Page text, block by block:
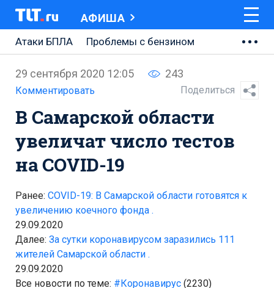
АФИША
Атаки БПЛА
Проблемы с бензином
Ремонт Центральной площади
Ремонт Обводного шоссе
Набережная Тольятти
Неделя Тольятти
29 сентября 2020 12:05 243
Комментировать Поделиться
В Самарской области
увеличат число тестов
на COVID-19
Ранее: COVID-19: В Самарской области готовятся к
увеличению коечного фонда .
29.09.2020
Далее: За сутки коронавирусом заразились 111
жителей Самарской области .
29.09.2020
Все новости по теме: #Коронавирус (2230)